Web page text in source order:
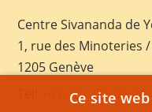
Centre Sivananda de
1, rue des Minoteries
1205 Genève
+41 022 328 03 28
Ce site